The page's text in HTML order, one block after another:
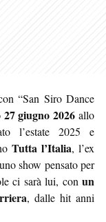
“San Siro Dance
27 giugno 2026 allo
l’estate 2025 e
Tutta l’Italia, l’ex
show pensato per
ci sarà lui, con un
, dalle hit anni